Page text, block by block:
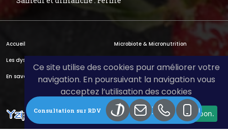
06 77
04 72 36
Mail
Doctolib
Consultation sur RDV
Mentions Légales RGPD
Accueil Microbiote & Micronutrition
Les dysbioses
En savoir plus Actus
Contact & Accès
Ce site utilise des cookies pour améliorer votre
navigation. En poursuivant la navigation vous
acceptez l’utilisation des cookies
Laissez-moi choisir Je refuse C'est bon.